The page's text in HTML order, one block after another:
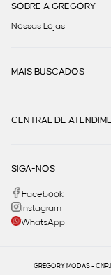
SOBRE A GREGORY
Nossas Lojas
MAIS BUSCADOS
CENTRAL DE
SIGA-NOS
Facebook
Instagram
WhatsApp
GREGORY MODAS -